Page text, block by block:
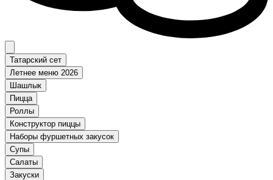
Татарский сет
Летнее меню 2026
Шашлык
Пицца
Роллы
Конструктор пиццы
Наборы фуршетных закусок
Супы
Салаты
Закуски